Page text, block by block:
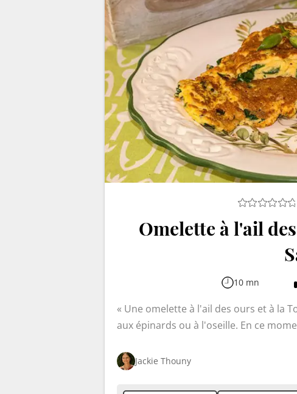
Omelette à l'ail
10 mn
Une omelette à l'ail des ours et à la
aux épinards ou à l'oseille. En ce
scones pour remplacer le pain. Un
sauvages et fromagères, idéal pour un
Jackie Thouny